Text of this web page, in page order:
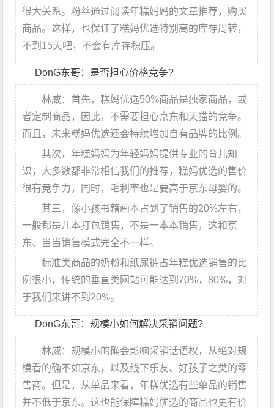
很大关系。粉丝通过阅读年糕妈妈的文章推荐，购买
商品。这样，也保证了糕妈优选特别高的库存周转，
不到15天吧，不会有库存积压。
DonG东哥：是否担心价格竞争?
林威：首先，糕妈优选50%商品是独家商品，或
者定制商品，因此，不需要担心京东和天猫的竞争。
而且，未来糕妈优选还会持续增加自有品牌的比例。
其次，年糕妈妈为年轻妈妈提供专业的育儿知
识，大多数都非常相信我们的推荐，糕妈优选的售价
很有竞争力，同时，毛利率也是要高于京东母婴的。
其三，像小孩书籍画本占到了销售的20%左右，
一般都是几本打包销售，不是一本本销售，这和京
东、当当销售模式完全不一样。
标准类商品的奶粉和纸尿裤占年糕优选销售的比
例很小，传统的垂直类网站可能达到70%，80%，对
于我们来讲不到20%。
DonG东哥：规模小如何解决采销问题?
林威：规模小的确会影响采销话语权，从绝对规
模看的确不如京东，以及线下乐友、好孩子之类的零
售商。但是，从单品来看，年糕优选有些单品的销售
并不低于京东。这也能保障糕妈优选的商品也更有价